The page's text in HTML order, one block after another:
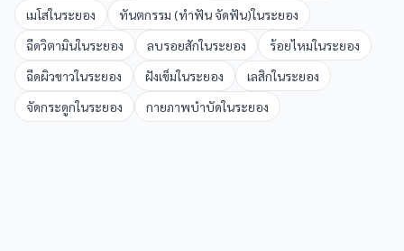
เมโสในระยอง ทันตกรรม (ทำฟัน จัดฟัน)ในระยอง
ฉีดวิตามินในระยอง ลบรอยสักในระยอง ร้อยไหมในระยอง
ฉีดผิวขาวในระยอง ฝังเข็มในระยอง เลสิกในระยอง
จัดกระดูกในระยอง กายภาพบำบัดในระยอง